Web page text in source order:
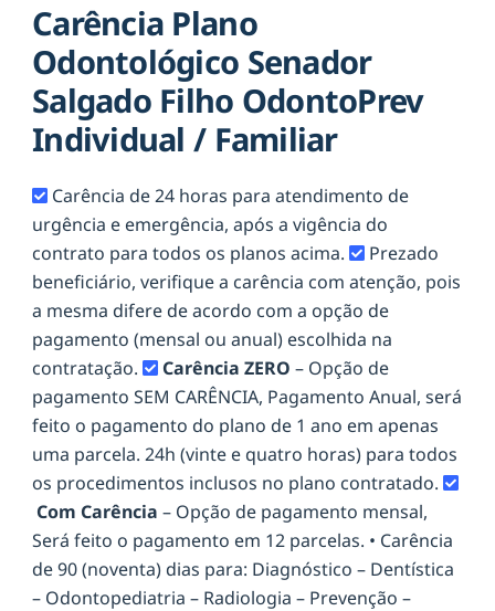
Carência Plano
Odontológico Senador
Salgado Filho OdontoPrev
Individual / Familiar
Carência de 24 horas para atendimento de
urgência e emergência, após a vigência do
contrato para todos os planos acima.
Prezado
beneficiário, verifique a carência com atenção, pois
a mesma difere de acordo com a opção de
pagamento (mensal ou anual) escolhida na
contratação.
Carência ZERO – Opção de
pagamento SEM CARÊNCIA, Pagamento Anual, será
feito o pagamento do plano de 1 ano em apenas
uma parcela. 24h (vinte e quatro horas) para todos
os procedimentos inclusos no plano contratado.
Com Carência – Opção de pagamento mensal,
Será feito o pagamento em 12 parcelas. • Carência
de 90 (noventa) dias para: Diagnóstico – Dentística
– Odontopediatria – Radiologia – Prevenção –